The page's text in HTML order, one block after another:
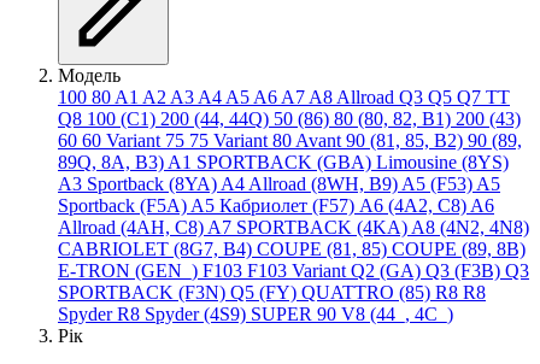
Модель
100 80 A1 A2 A3 A4 A5 A6 A7 A8 Allroad Q3 Q5 Q7 TT
Q8 100 (C1) 200 (44, 44Q) 50 (86) 80 (80, 82, B1) 200 (43)
60 60 Variant 75 75 Variant 80 Avant 90 (81, 85, B2) 90 (89,
89Q, 8A, B3) A1 SPORTBACK (GBA) Limousine (8YS)
A3 Sportback (8YA) A4 Allroad (8WH, B9) A5 (F53) A5
Sportback (F5A) A5 Кабриолет (F57) A6 (4A2, C8) A6
Allroad (4AH, C8) A7 SPORTBACK (4KA) A8 (4N2, 4N8)
CABRIOLET (8G7, B4) COUPE (81, 85) COUPE (89, 8B)
E-TRON (GEN_) F103 F103 Variant Q2 (GA) Q3 (F3B) Q3
SPORTBACK (F3N) Q5 (FY) QUATTRO (85) R8 R8
SpyderR8 Spyder (4S9) SUPER 90 V8 (44_, 4C_)
Рік